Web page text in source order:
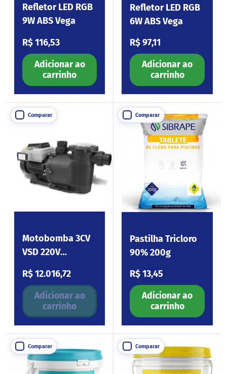
Refletor LED RGB
9W ABS Vega
Preço normal
R$ 116,53
Adicionar ao
carrinho
Refletor LED RGB
6W ABS Vega
Preço normal
R$ 97,11
Adicionar ao
carrinho
Comparar
Motobomba 3CV
VSD 220V
Preço normal
R$ 12.016,72
Adicionar ao
carrinho
Comparar
Pastilha Tricloro
90% 200g
Preço normal
R$ 13,45
Adicionar ao
carrinho
Comparar Comparar